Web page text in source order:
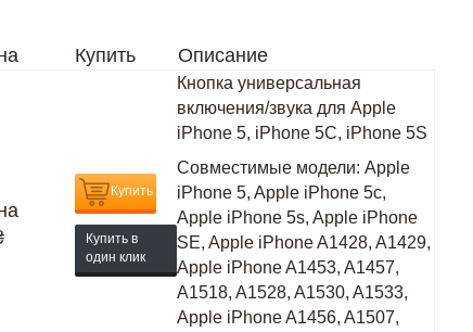
Купить Описание
Купить
Купить в
один клик
Кнопка универсальная
включения/звука для Apple
iPhone 5, iPhone 5C, iPhone 5S
Совместимые модели: Apple
iPhone 5, Apple iPhone 5c,
Apple iPhone 5s, Apple iPhone
SE, Apple iPhone A1428, A1429,
Apple iPhone A1453, A1457,
A1518, A1528, A1530, A1533,
Apple iPhone A1456, A1507,